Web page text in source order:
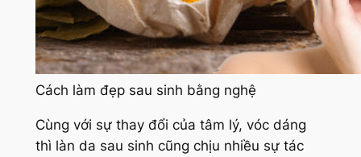
Cách làm đẹp sau sinh bằng nghệ
Cùng với sự thay đổi của tâm lý, vóc dáng
thì làn da sau sinh cũng chịu nhiều sự tác